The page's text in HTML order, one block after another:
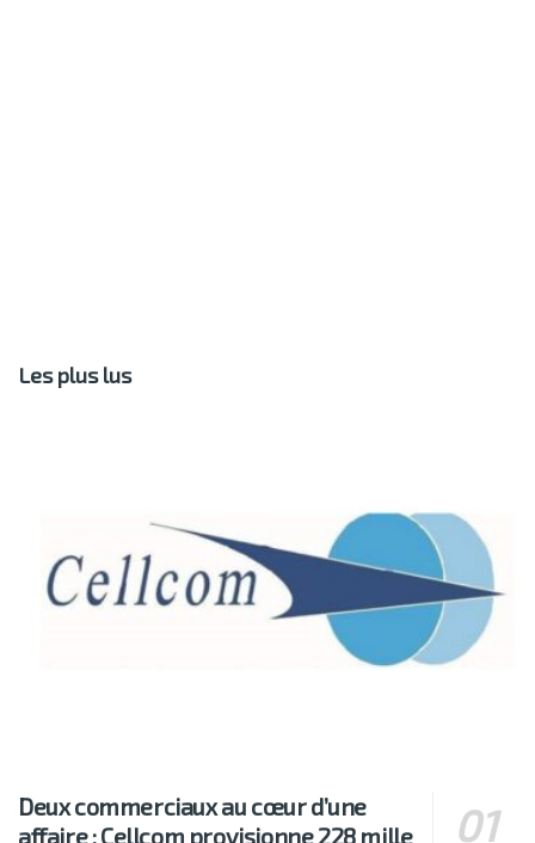
Les plus lus
Deux commerciaux au cœur d’une
affaire : Cellcom provisionne 228 mille